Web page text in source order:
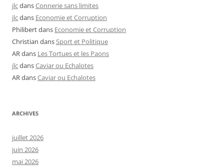
jlcdansConnerie sans limites
jlcdans Economie et Corruption
Philibertdans Economie et Corruption
Christian dansSport et Politique
ARdans Les Tortues et les Paons
jlcdansCaviar ou Echalotes
ARdansCaviar ou Echalotes
ARCHIVES
juillet 2026
juin 2026
mai 2026